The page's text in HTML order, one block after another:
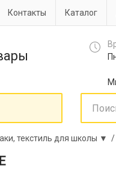
Контакты Каталог
текстиль для школы ▼ /